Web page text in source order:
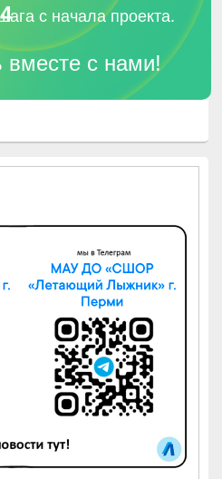
с начала проекта.
вместе с нами!